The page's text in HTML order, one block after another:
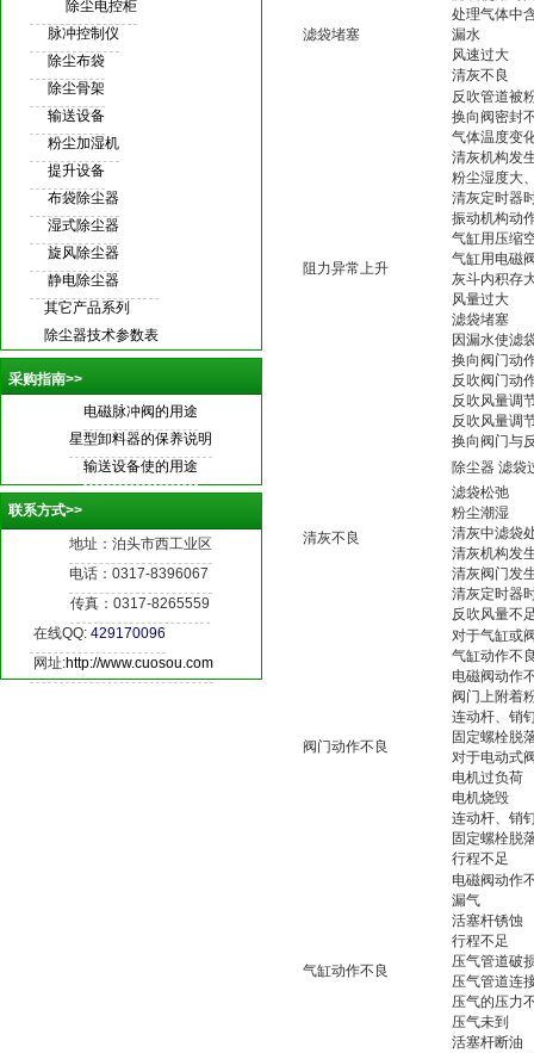
除尘电控柜
脉冲控制仪
除尘布袋
除尘骨架
输送设备
粉尘加湿机
提升设备
布袋除尘器
湿式除尘器
旋风除尘器
静电除尘器
其它产品系列
除尘器技术参数表
采购指南>>
电磁脉冲阀的用途
星型卸料器的保养说明
输送设备使的用途
联系方式>>
地址：泊头市西工业区
电话：0317-8396067
传真：0317-8265559
在线QQ: 429170096
网址:http://www.cuosou.com
滤袋堵塞
处理气体中
漏水
风速过大
清灰不良
阻力异常上升
反吹管道被
换向阀密封
气体温度变
清灰机构发
粉尘湿度大
清灰定时器
振动机构动
气缸用压缩
气缸用电磁
灰斗内积存
风量过大
滤袋堵塞
因漏水使滤
换向阀门动
反吹阀门动
反吹风量调
反吹风量调
换向阀门与
清灰不良
除尘器 滤袋
滤袋松弛
粉尘潮湿
清灰中滤袋
清灰机构发
清灰阀门发
清灰定时器
反吹风量不
阀门动作不良
对于气缸或
气缸动作不
电磁阀动作
阀门上附着
连动杆、销
固定螺栓脱
对于电动式
电机过负荷
电机烧毁
连动杆、销
固定螺栓脱
行程不足
气缸动作不良
电磁阀动作
漏气
活塞杆锈蚀
行程不足
压气管道破
压气管道连
压气的压力
压气未到
活塞杆断油